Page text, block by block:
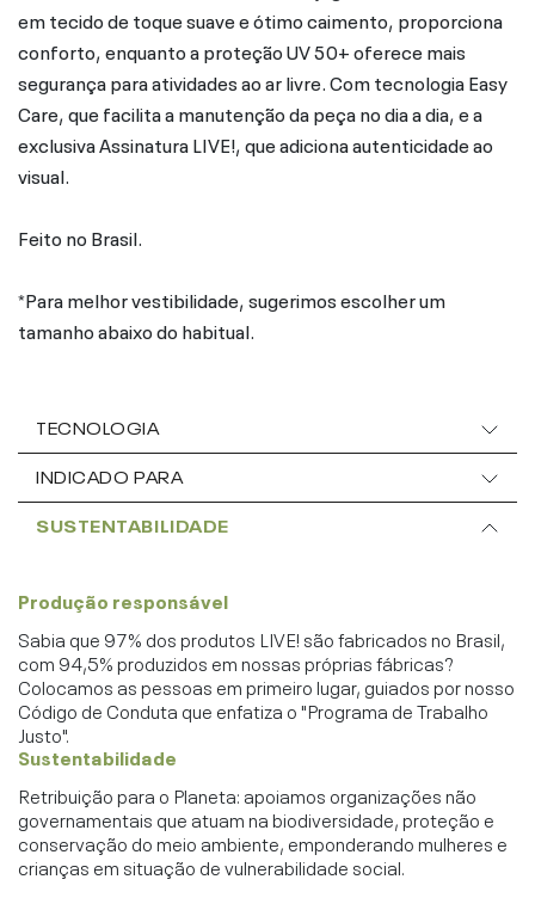
em tecido de toque suave e ótimo caimento, proporciona
conforto, enquanto a proteção UV 50+ oferece mais
segurança para atividades ao ar livre. Com tecnologia Easy
Care, que facilita a manutenção da peça no dia a dia, e a
exclusiva Assinatura LIVE!, que adiciona autenticidade ao
visual.
Feito no Brasil.
*Para melhor vestibilidade, sugerimos escolher um
tamanho abaixo do habitual.
TECNOLOGIA
INDICADO PARA
SUSTENTABILIDADE
Produção responsável
Sabia que 97% dos produtos LIVE! são fabricados no Brasil,
com 94,5% produzidos em nossas próprias fábricas?
Colocamos as pessoas em primeiro lugar, guiados por nosso
Código de Conduta que enfatiza o "Programa de Trabalho
Justo".
Sustentabilidade
Retribuição para o Planeta: apoiamos organizações não
governamentais que atuam na biodiversidade, proteção e
conservação do meio ambiente, emponderando mulheres e
crianças em situação de vulnerabilidade social.